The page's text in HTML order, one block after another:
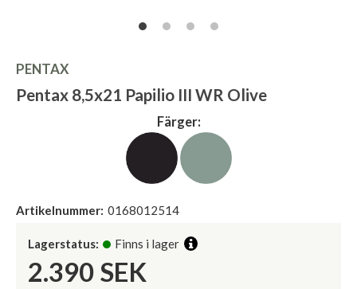
PENTAX
Pentax 8,5x21 Papilio III WR Olive
Färger:
Artikelnummer: 0168012514
Lagerstatus: Finns i lager
2.390 SEK